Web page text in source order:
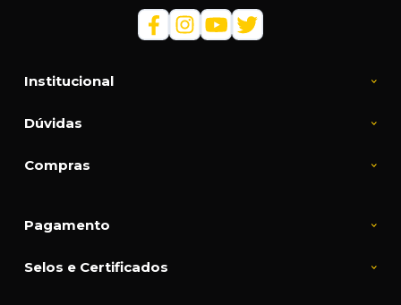
Institucional
Dúvidas
Compras
Pagamento
Selos e Certificados